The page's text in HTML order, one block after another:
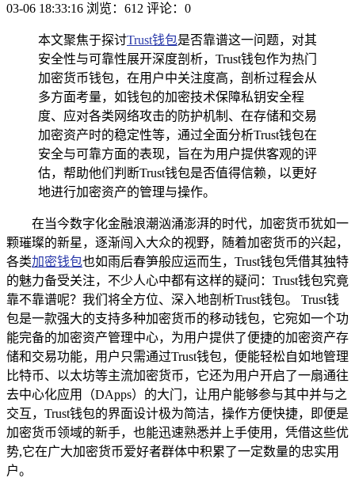
03-06 18:33:16 浏览：612 评论：0
本文聚焦于探讨Trust钱包是否靠谱这一问题，对其
安全性与可靠性展开深度剖析，Trust钱包作为热门
加密货币钱包，在用户中关注度高，剖析过程会从
多方面考量，如钱包的加密技术保障私钥安全程
度、应对各类网络攻击的防护机制、在存储和交易
加密资产时的稳定性等，通过全面分析Trust钱包在
安全与可靠方面的表现，旨在为用户提供客观的评
估，帮助他们判断Trust钱包是否值得信赖，以更好
地进行加密资产的管理与操作。
在当今数字化金融浪潮汹涌澎湃的时代，加密货币犹如一
颗璀璨的新星，逐渐闯入大众的视野，随着加密货币的兴起，
各类加密钱包也如雨后春笋般应运而生，Trust钱包凭借其独特
的魅力备受关注，不少人心中都有这样的疑问：Trust钱包究竟
靠不靠谱呢？我们将全方位、深入地剖析Trust钱包。 Trust钱
包是一款强大的支持多种加密货币的移动钱包，它宛如一个功
能完备的加密资产管理中心，为用户提供了便捷的加密资产存
储和交易功能，用户只需通过Trust钱包，便能轻松自如地管理
比特币、以太坊等主流加密货币，它还为用户开启了一扇通往
去中心化应用（DApps）的大门，让用户能够参与其中并与之
交互，Trust钱包的界面设计极为简洁，操作方便快捷，即便是
加密货币领域的新手，也能迅速熟悉并上手使用，凭借这些优
势,它在广大加密货币爱好者群体中积累了一定数量的忠实用
户。